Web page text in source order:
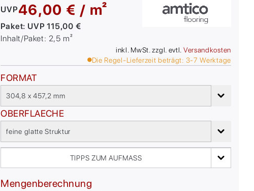
UVP46,00 € / m²
Paket: UVP115,00 €
Inhalt/Paket: 2,5 m²
inkl. MwSt. zzgl. evtl. Versandkosten
Die Regel-Lieferzeit beträgt: 3-7 Werktage
FORMAT
304,8 x 457,2 mm
OBERFLAECHE
feine glatte Struktur
TIPPS ZUM AUFMASS
Mengenberechnung